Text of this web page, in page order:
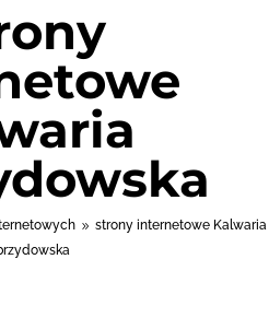
9 strony internetowe Kalwaria